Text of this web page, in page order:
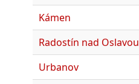
Kámen
Radostín nad Oslavou
Urbanov